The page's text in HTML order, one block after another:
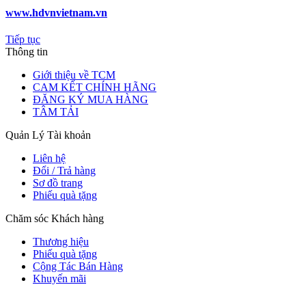
www.hdvnvietnam.vn
Tiếp tục
Thông tin
Giới thiệu về TCM
CAM KẾT CHÍNH HÃNG
ĐĂNG KÝ MUA HÀNG
TÂM TẢI
Quản Lý Tài khoản
Liên hệ
Đổi / Trả hàng
Sơ đồ trang
Phiếu quà tặng
Chăm sóc Khách hàng
Thương hiệu
Phiếu quà tặng
Cộng Tác Bán Hàng
Khuyến mãi